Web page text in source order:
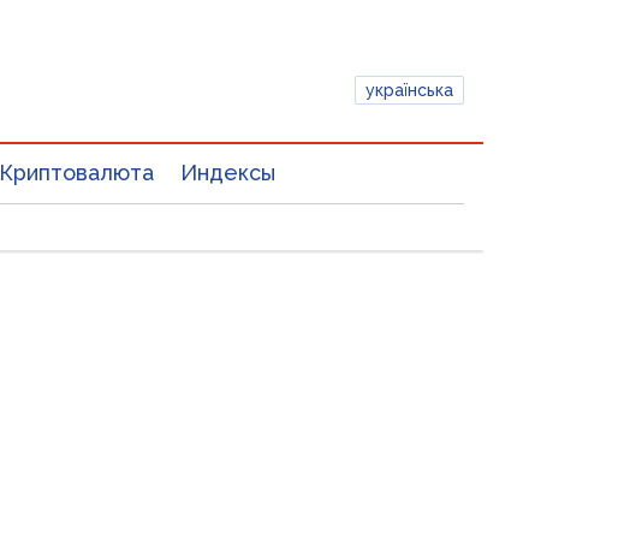
українська
Криптовалюта Индексы